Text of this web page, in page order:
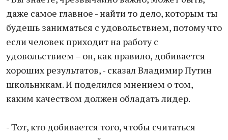
даже самое главное - найти то дело, которым ты
будешь заниматься с удовольствием, потому что
если человек приходит на работу с
удовольствием – он, как правило, добивается
хороших результатов, - сказал Владимир Путин
школьникам. И поделился мнением о том,
каким качеством должен обладать лидер.
- Тот, кто добивается того, чтобы считаться